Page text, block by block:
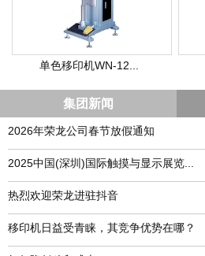
单色移印机WN-12...
集团新闻
2026年荣龙公司春节放假通知
​2025中国(深圳)国际触摸与显示展览...
热烈欢迎荣龙进驻抖音
移印机日益受青睐，其竞争优势在哪？